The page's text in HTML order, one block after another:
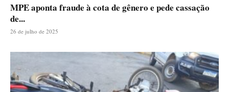
MPE aponta fraude à cota de gênero e pede cassação
de...
26 de julho de 2025